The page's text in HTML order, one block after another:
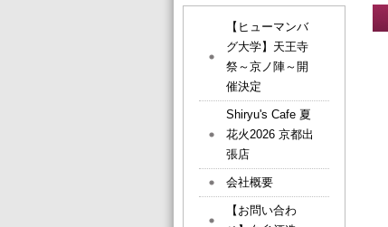
【ヒューマンバ
グ大学】天王寺
祭～京ノ陣～開
催決定
Shiryu's Cafe 夏
花火2026 京都出
張店
会社概要
【お問い合わ